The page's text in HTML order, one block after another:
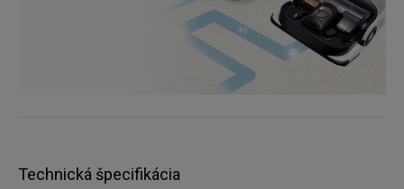
Technická špecifikácia